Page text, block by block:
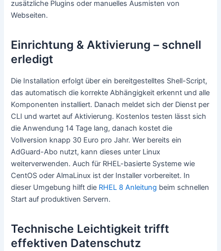
zusätzliche Plugins oder manuelles Ausmisten von
Webseiten.
Einrichtung & Aktivierung – schnell
erledigt
Die Installation erfolgt über ein bereitgestelltes Shell-Script,
das automatisch die korrekte Abhängigkeit erkennt und alle
Komponenten installiert. Danach meldet sich der Dienst per
CLI und wartet auf Aktivierung. Kostenlos testen lässt sich
die Anwendung 14 Tage lang, danach kostet die
Vollversion knapp 30 Euro pro Jahr. Wer bereits ein
AdGuard-Abo nutzt, kann dieses unter Linux
weiterverwenden. Auch für RHEL-basierte Systeme wie
CentOS oder AlmaLinux ist der Installer vorbereitet. In
dieser Umgebung hilft die RHEL 8 Anleitung beim schnellen
Start auf produktiven Servern.
Technische Leichtigkeit trifft
effektiven Datenschutz